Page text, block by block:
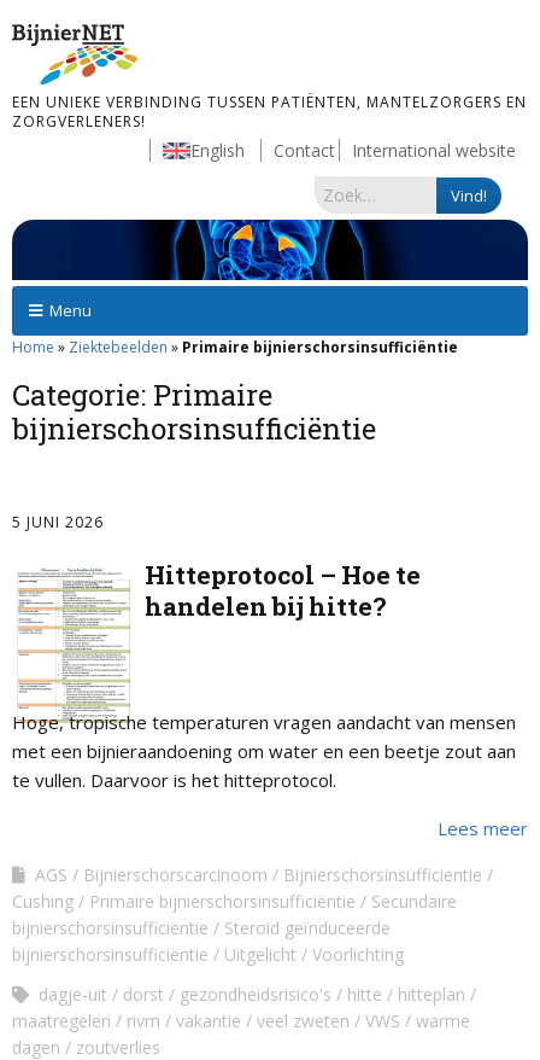
EEN UNIEKE VERBINDING TUSSEN PATIËNTEN, MANTELZORGERS EN
ZORGVERLENERS!
English Contact International website
Menu
Home » Ziektebeelden » Primaire bijnierschorsinsufficiëntie
Categorie: Primaire
bijnierschorsinsufficiëntie
5 JUNI 2026
Hitteprotocol – Hoe te
handelen bij hitte?
Hoge, tropische temperaturen vragen aandacht van mensen
met een bijnieraandoening om water en een beetje zout aan
te vullen. Daarvoor is het hitteprotocol.
Lees meer
AGS Bijnierschorscarcinoom
Bijnierschorsinsufficientie
Cushing
Primaire bijnierschorsinsufficiëntie
Secundaire
bijnierschorsinsufficiëntie
Steroid geïnduceerde
bijnierschorsinsufficiëntie
Uitgelicht
Voorlichting
dagje-uit
dorst gezondheidsrisico's hitte
hitteplan
maatregelen
rivm vakantie veel zweten VWS
warme
dagen
zoutverlies